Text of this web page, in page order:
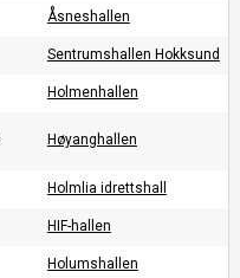
Åsneshallen
Sentrumshallen Hokksund
Holmenhallen
Høyanghallen
Holmlia idrettshall
HIF-hallen
Holumshallen